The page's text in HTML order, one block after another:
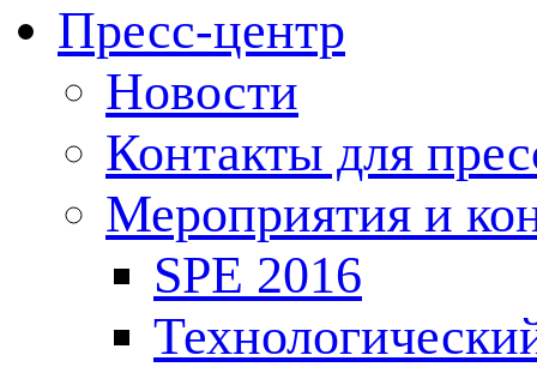
Пресс-центр
Новости
Контакты для
Мероприятия и
SPE 2016